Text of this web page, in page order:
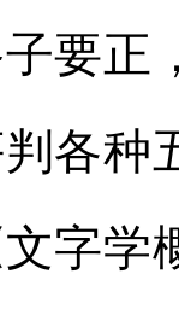
要正
各种
字学